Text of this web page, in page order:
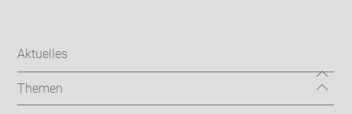
Aktuelles
Themen